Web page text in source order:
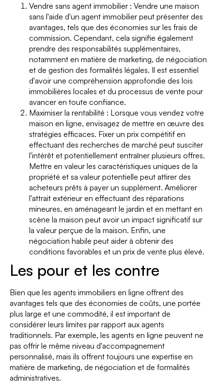
Vendre sans agent immobilier : Vendre une maison
sans l'aide d'un agent immobilier peut présenter des
avantages, tels que des économies sur les frais de
commission. Cependant, cela signifie également
prendre des responsabilités supplémentaires,
notamment en matière de marketing, de négociation
et de gestion des formalités légales. Il est essentiel
d'avoir une compréhension approfondie des lois
immobilières locales et du processus de vente pour
avancer en toute confiance.
Maximiser la rentabilité : Lorsque vous vendez votre
maison en ligne, envisagez de mettre en œuvre des
stratégies efficaces. Fixer un prix compétitif en
effectuant des recherches de marché peut susciter
l'intérêt et potentiellement entraîner plusieurs offres.
Mettre en valeur les caractéristiques uniques de la
propriété et sa valeur potentielle peut attirer des
acheteurs prêts à payer un supplément. Améliorer
l'attrait extérieur en effectuant des réparations
mineures, en aménageant le jardin et en mettant en
scène la maison peut avoir un impact significatif sur
la valeur perçue de la maison. Enfin, une
négociation habile peut aider à obtenir des
conditions favorables et un prix de vente plus élevé.
Les pour et les contre
Bien que les agents immobiliers en ligne offrent des
avantages tels que des économies de coûts, une portée
plus large et une commodité, il est important de
considérer leurs limites par rapport aux agents
traditionnels. Par exemple, les agents en ligne peuvent ne
pas offrir le même niveau d'accompagnement
personnalisé, mais ils offrent toujours une expertise en
matière de marketing, de négociation et de formalités
administratives.